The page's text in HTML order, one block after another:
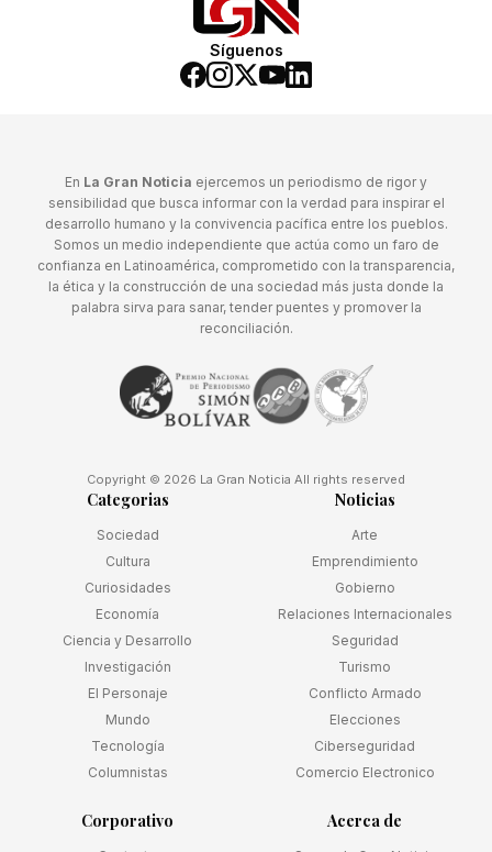
Síguenos
En La Gran Noticia ejercemos un periodismo de rigor y
sensibilidad que busca informar con la verdad para inspirar el
desarrollo humano y la convivencia pacífica entre los pueblos.
Somos un medio independiente que actúa como un faro de
confianza en Latinoamérica, comprometido con la transparencia,
la ética y la construcción de una sociedad más justa donde la
palabra sirva para sanar, tender puentes y promover la
reconciliación.
Copyright © 2026 La Gran Noticia All rights reserved
Categorias
Sociedad
Cultura
Curiosidades
Economía
Ciencia y Desarrollo
Investigación
El Personaje
Mundo
Tecnología
Columnistas
Noticias
Arte
Emprendimiento
Gobierno
Relaciones Internacionales
Seguridad
Turismo
Conflicto Armado
Elecciones
Ciberseguridad
Comercio Electronico
Corporativo Acerca de